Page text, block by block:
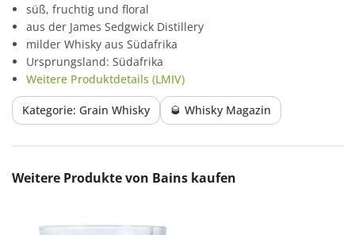
süß, fruchtig und floral
aus der James Sedgwick Distillery
milder Whisky aus Südafrika
Ursprungsland: Südafrika
Weitere Produktdetails (LMIV)
Kategorie: Grain Whisky 🥃 Whisky Magazin
Produktgalerie überspringen
Weitere Produkte von Bains kaufen